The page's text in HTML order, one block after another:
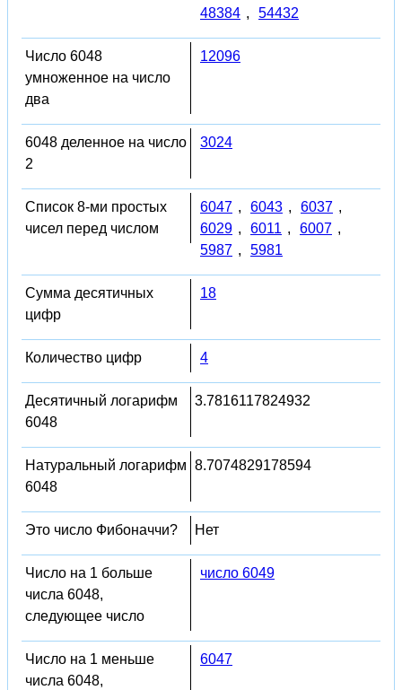
48384 , 54432
Число 6048
умноженное на число
два
12096
6048 деленное на число
2
3024
Список 8-ми простых
чисел перед числом
6047 , 6043 , 6037 ,
6029 , 6011 , 6007 ,
5987 , 5981
Сумма десятичных
цифр
18
Количество цифр 4
Десятичный логарифм
6048
3.7816117824932
Натуральный логарифм
6048
8.7074829178594
Это число Фибоначчи? Нет
Число на 1 больше
числа 6048,
следующее число
число 6049
Число на 1 меньше
числа 6048,
6047